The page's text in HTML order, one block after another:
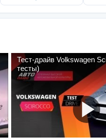
Тест-драйв Volkswagen
тесты)